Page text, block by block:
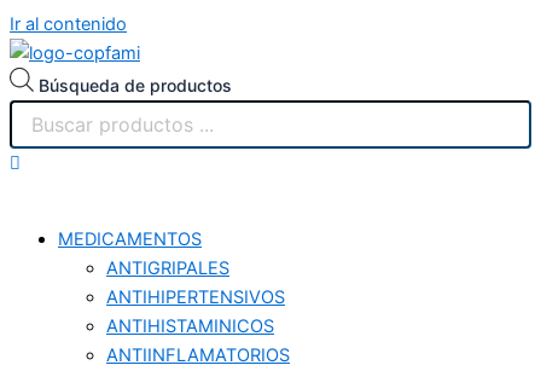
Ir al contenido
Búsqueda de productos
MEDICAMENTOS
ANTIGRIPALES
ANTIHIPERTENSIVOS
ANTIHISTAMINICOS
ANTIINFLAMATORIOS